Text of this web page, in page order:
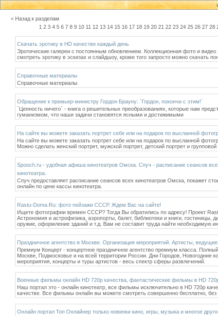
< Назад к разделам
1 2 3 4 5 6 7 8 9 10 11 12 13 14 15 16 17 18 19 20 21 22 23 24 25 26 27 28
Скачать эротику в HD качестве каждый день
Эротические галереи с постоянным обновлением. Коллекционная фото и
смотреть эротику в эскизах и слайдшоу, кроме того запросто можно скачать
Справочные материалы
Справочные материалы
Обращение к премьер-министру Гордон Брауну: `Гордон, покончи с этим!`
`Ценность ничего` - книга о решительных преобразованиях, которые нам
гуманизмом, что наши задачи становятся ясными и достижимыми
На сайте вы можете заказать портрет себе или на подарок по высланной
На сайте вы можете заказать портрет себе или на подарок по высланной
Можно сделать женский портрет, мужской портрет, детский портрет и групповой
Spooch.ru - удобная афиша кинотеатров Омска. Спуч - расписание сеансов
кинотеатра.
Спуч предоставляет расписание сеансов всех кинотеатров Омска, покажет
онлайн по цене кассы кинотеатра.
Rastu-Doma.Ru: фото пейзажи СССР. Ждем Вас на сайте!
Ищете фотографии времен СССР? Тогда Вы обратились по адресу! Проект
Астрономия и астрофизика, аэропорты, балет, библиотеки и книги,
оружие, оформление зданий и т.д. Вам не составит труда найти необходимую
Праздничное агентство в Москве. Организация мероприятий. Артисты,
Премиум Концерт - концертное праздничное агентство премиум класса.
Москве, Подмосковье и на всей территории России. Дни Городов, Новогодние
мероприятия, концерты и туры артистов - весь спектр сферы развлечений.
Военные фильмы онлайн HD 720p качества, фантастические фильмы в HD
Наш портал это - онлайн кинотеатр, все фильмы исключительно в HD 720p
качестве. Все фильмы онлайн вы можете смотреть совершенно бесплатно,
Онлайн портал Топ Онлайнер только новинки кино, игры, музыка и многое